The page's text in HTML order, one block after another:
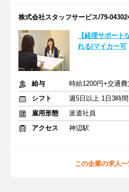
株式会社スタッフサービス/79-
【経理サポー
れる|マイカー可
給与
時給1200円+交通費
シフト
週5日以上 1日3時
雇用形態
派遣社員
アクセス
神辺駅
この企業の求人